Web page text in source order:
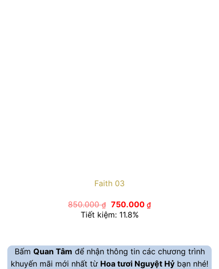
Faith 03
850.000₫ Giá
gốc
là:
750.000 ₫Giá
hiện
Tiết kiệm: 11.8%
Bấm Quan Tâm để nhận thông tin các chương trình
khuyến mãi mới nhất từ Hoa tươi Nguyệt Hỷ bạn nhé!